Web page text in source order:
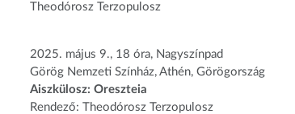
Theodórosz Terzopulosz
2025. május 9., 18 óra, Nagyszínpad
Görög Nemzeti Színház, Athén, Görögország
Aiszkülosz: Oreszteia
Rendező: Theodórosz Terzopulosz